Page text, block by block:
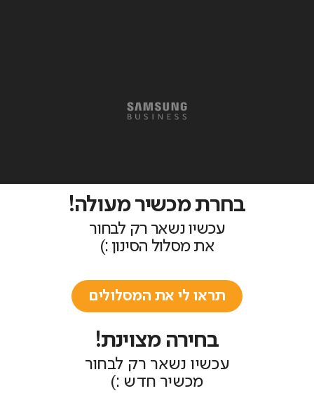
בחרת מכשיר מעולה!
עכשיו נשאר רק לבחור
את מסלול הסינון :)
תראו לי את המסלולים
בחירה מצוינת!
עכשיו נשאר רק לבחור
מכשיר חדש :)